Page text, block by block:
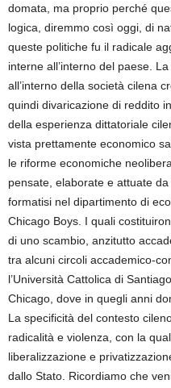
domata, ma proprio perché
logica, diremmo così oggi, di
queste politiche fu il radicale
interne all’interno del paese.
all’interno della società cilena
quindi divaricazione di reddito
della esperienza dittatoriale
vista prettamente economico
le riforme economiche
pensate, elaborate e attuate
formatisi nel dipartimento di
Chicago Boys. I quali
di uno scambio, anzitutto
tra alcuni circoli accademico-
l’Università Cattolica di
Chicago, dove in quegli anni
La specificità del contesto
radicalità e violenza, con la
liberalizzazione e
dallo Stato. Ricordiamo che